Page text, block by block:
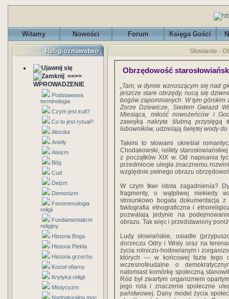
Witamy Nowości Forum Księga Gości
Religioznawstwo
==>>
WPROWADZENIE
Podstawowa
terminologia
Czym jest kult?
Co to jest rytuał?
Absolut
Anioły
Ateizm
Bóg
Cud
Deizm
Demonizm
Fenomenologia
religii
Fundamentalizm
religijny
Historia Boga
Historia Piekła
Historia grzechu
Kozioł ofiarny
Krytyka religii
Mistycyzm
Nadnaturalna moc
Słowianie -
Obrzędowość
„Tam, w dymie wznoszącym się nad
jeszcze stare obrzędy, nucą się
bogów zapomnianych. W tym górskim
Zorze Dziewicze, Siedem Gwiazd
Miesiąca, miłość nowożeńców i
zawojką nakryta ślubną przysięgą
lubowników, udzie­lają świętej wody do
Takimi to słowami określał
Chodakowski, relikty
z początków XIX w. Od napisania
przedmiocie uległa znacznemu
względnie pełnego obrazu
W czym tkwi istota zagadnienia?
fragmenty, o wątpliwej niekie­dy
stosunkowo bogata dokumentacja
faktografia etnograficzna i
pozwalają jedynie na
obrazu. Tak więc i przedstawiony
Ludy słowiańskie, osiadłe
dorzeczu Odry i Wisły oraz na
życia rolniczo-hodowlanym i
których — w końcowej fazie tego
wczesnofeudalne o
natomiast komór­kę społeczną
Ród był zwartym organiz­mem
jego rola i znaczenie społeczne
państwowej. Dany model życia